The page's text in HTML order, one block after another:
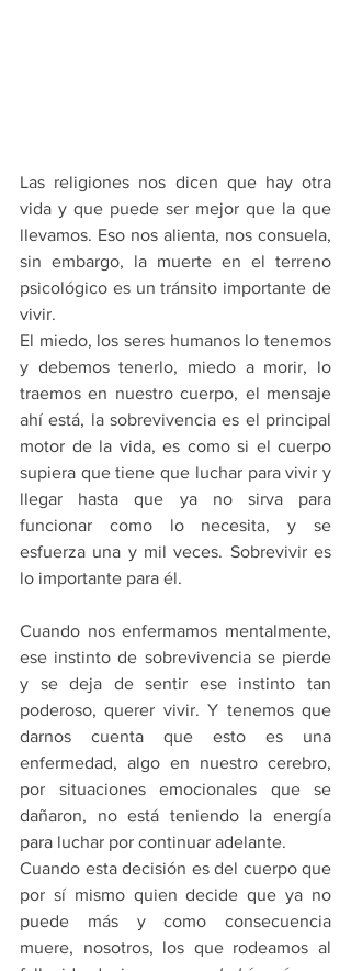
Las religiones nos dicen que hay otra
vida y que puede ser mejor que la que
llevamos. Eso nos alienta, nos consuela,
sin embargo, la muerte en el terreno
psicológico es un tránsito importante de
vivir.
El miedo, los seres humanos lo tenemos
y debemos tenerlo, miedo a morir, lo
traemos en nuestro cuerpo, el mensaje
ahí está, la sobrevivencia es el principal
motor de la vida, es como si el cuerpo
supiera que tiene que luchar para vivir y
llegar hasta que ya no sirva para
funcionar como lo necesita, y se
esfuerza una y mil veces. Sobrevivir es
lo importante para él.
Cuando nos enfermamos mentalmente,
ese instinto de sobrevivencia se pierde
y se deja de sentir ese instinto tan
poderoso, querer vivir. Y tenemos que
darnos cuenta que esto es una
enfermedad, algo en nuestro cerebro,
por situaciones emocionales que se
dañaron, no está teniendo la energía
para luchar por continuar adelante.
Cuando esta decisión es del cuerpo que
por sí mismo quien decide que ya no
puede más y como consecuencia
muere, nosotros, los que rodeamos al